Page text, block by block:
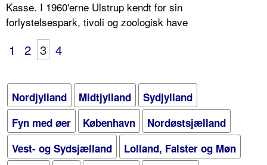
Kasse. I 1960'erne Ulstrup kendt for sin
forlystelsespark, tivoli og zoologisk have
1 2 3 4
Nordjylland Midtjylland
Sydjylland
Fyn med øer
København
Nordøstsjælland
Vest- og Sydsjælland
Lolland, Falster og Møn